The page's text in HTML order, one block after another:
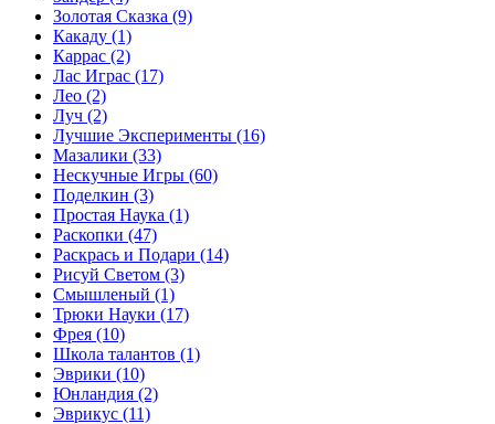
Золотая Сказка (9)
Какаду (1)
Каррас (2)
Лас Играс (17)
Лео (2)
Луч (2)
Лучшие Эксперименты (16)
Мазалики (33)
Нескучные Игры (60)
Поделкин (3)
Простая Наука (1)
Раскопки (47)
Раскрась и Подари (14)
Рисуй Светом (3)
Смышленый (1)
Трюки Науки (17)
Фрея (10)
Школа талантов (1)
Эврики (10)
Юнландия (2)
Эврикус (11)